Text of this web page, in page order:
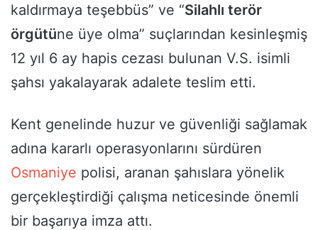
kaldırmaya teşebbüs” ve “Silahlı terör
örgütüne üye olma” suçlarından kesinleşmiş
12 yıl 6 ay hapis cezası bulunan V.S. isimli
şahsı yakalayarak adalete teslim etti.
Kent genelinde huzur ve güvenliği sağlamak
adına kararlı operasyonlarını sürdüren
Osmaniye polisi, aranan şahıslara yönelik
gerçekleştirdiği çalışma neticesinde önemli
bir başarıya imza attı.